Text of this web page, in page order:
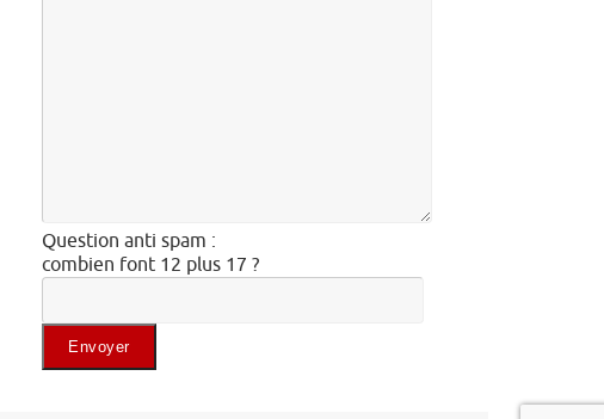
Question anti spam :
combien font 12 plus 17 ?